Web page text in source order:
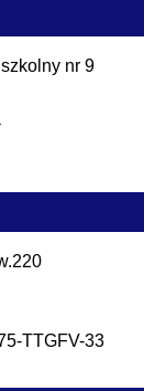
nr 9
TTGFV-33